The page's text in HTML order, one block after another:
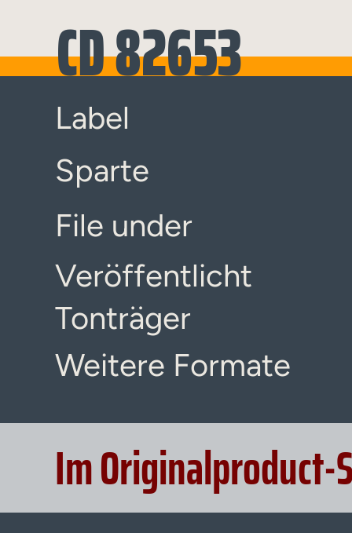
CD 82653
Label
Sparte
File under
Veröffentlicht
Tonträger
Weitere Formate
Im